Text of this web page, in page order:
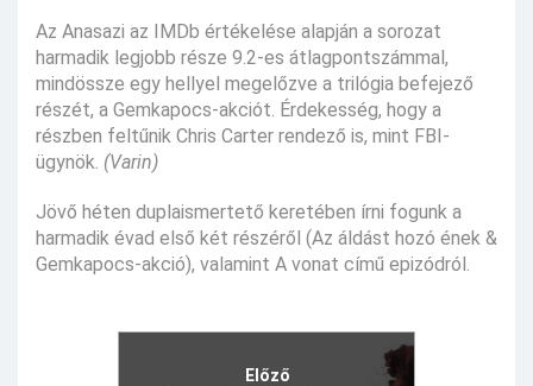
Az Anasazi az IMDb értékelése alapján a sorozat
harmadik legjobb része 9.2-es átlagpontszámmal,
mindössze egy hellyel megelőzve a trilógia befejező
részét, a Gemkapocs-akciót. Érdekesség, hogy a
részben feltűnik Chris Carter rendező is, mint FBI-
ügynök. (Varin)
Jövő héten duplaismertető keretében írni fogunk a
harmadik évad első két részéről (Az áldást hozó ének &
Gemkapocs-akció), valamint A vonat című epizódról.
Előző